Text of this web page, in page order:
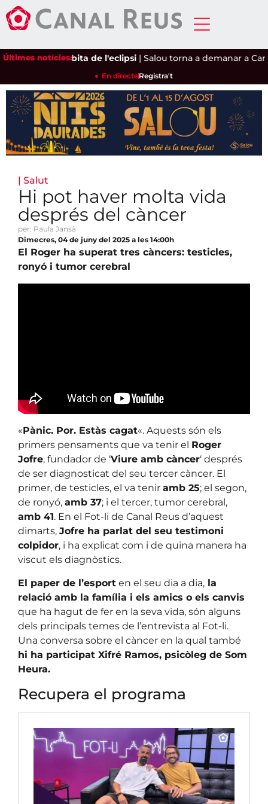
Últimes notícies:
Reus, a l'òrbita de l'eclipsi|Salou torna a demanar a
En directeRegistra't
| Salut
Hi pot haver molta vida
després del càncer
per: Paula Jansà
Dimecres, 04 de juny del 2025 a les 14:00h
El Roger ha superat tres càncers: testicles,
ronyó i tumor cerebral
«Pànic. Por. Estàs cagat«. Aquests són els
primers pensaments que va tenir el Roger
Jofre, fundador de ‘Viure amb càncer‘ després
de ser diagnosticat del seu tercer càncer. El
primer, de testicles, el va tenir amb 25; el segon,
de ronyó, amb 37; i el tercer, tumor cerebral,
amb 41. En el Fot-li de Canal Reus d’aquest
dimarts, Jofre ha parlat del seu testimoni
colpidor, i ha explicat com i de quina manera ha
viscut els diagnòstics.
El paper de l’esport en el seu dia a dia, la
relació amb la família i els amics o els canvis
que ha hagut de fer en la seva vida, són alguns
dels principals temes de l’entrevista al Fot-li.
Una conversa sobre el càncer en la qual també
hi ha participat Xifré Ramos, psicòleg de Som
Heura.
Recupera el programa